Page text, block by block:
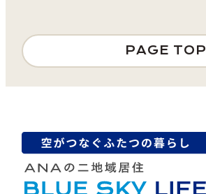
PAGE TOP